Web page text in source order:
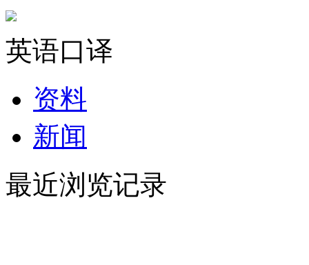
英语口译
资料
新闻
最近浏览记录